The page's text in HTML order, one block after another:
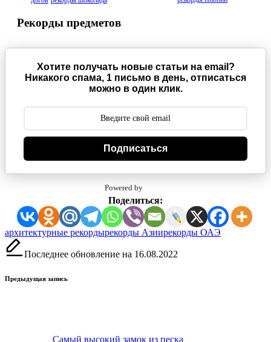
Рекорды предметов
Хотите получать новые статьи на email?
Никакого спама, 1 письмо в день, отписаться
можно в один клик.
Подписаться
Powered by
Поделиться:
Метки:
архитектурные рекордырекорды Азиирекорды ОАЭ
Последнее обновление на 16.08.2022
Навигация
Предыдущая запись
Самый высокий замок из песка